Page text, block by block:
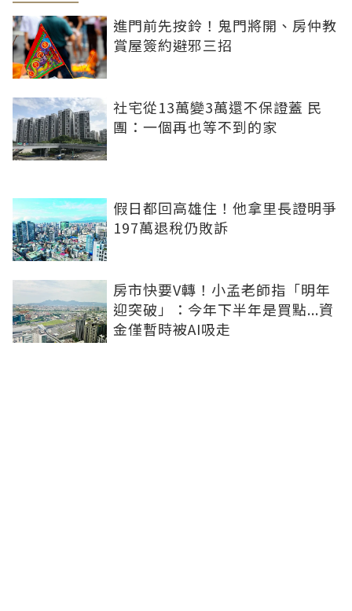
進門前先按鈴！鬼門將開、房仲教
賞屋簽約避邪三招
社宅從13萬變3萬還不保證蓋 民
團：一個再也等不到的家
假日都回高雄住！他拿里長證明爭
197萬退稅仍敗訴
房市快要V轉！小孟老師指「明年
迎突破」：今年下半年是買點...資
金僅暫時被AI吸走